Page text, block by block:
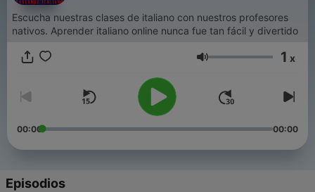
Escucha nuestras clases de italiano con nuestros profesores
nativos. Aprender italiano online nunca fue tan fácil y divertido
Volumen 1 x
00:00 00:00
Episodios